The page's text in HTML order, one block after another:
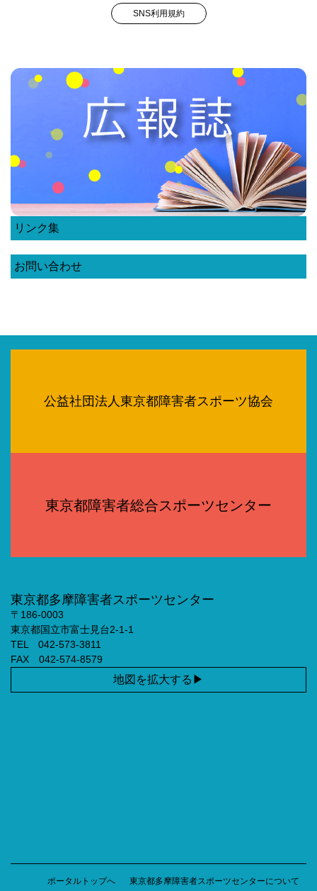
SNS利用規約
リンク集
お問い合わせ
公益社団法人東京都障害者スポーツ協会
東京都障害者総合スポーツセンター
東京都多摩障害者スポーツセンター
〒186-0003
東京都国立市富士見台2-1-1
TEL 042-573-3811
FAX 042-574-8579
地図を拡大する
ポータルトップへ 東京都多摩障害者スポーツセンターについて